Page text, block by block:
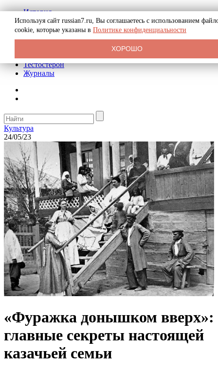
История
Биография
Криминал
Реклама на сайте
Тестостерон
Журналы
Культура
24/05/23
«Фуражка донышком вверх»:
главные секреты настоящей
казачьей семьи
Используя сайт russian7.ru, Вы соглашаетесь с использованием
cookie, которые указаны в Политике конфиденциальности
ХОРОШО